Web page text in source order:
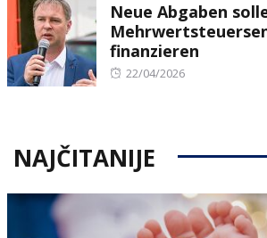
Neue Abgaben
finanzieren
Posted
22/04/2026
NAJČITANIJE